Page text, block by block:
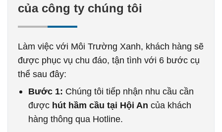
của công ty chúng tôi
Làm việc với Môi Trường Xanh, khách hàng sẽ
được phục vụ chu đáo, tận tình với 6 bước cụ
thể sau đây:
Bước 1: Chúng tôi tiếp nhận nhu cầu cần
được hút hầm cầu tại Hội An của khách
hàng thông qua Hotline.